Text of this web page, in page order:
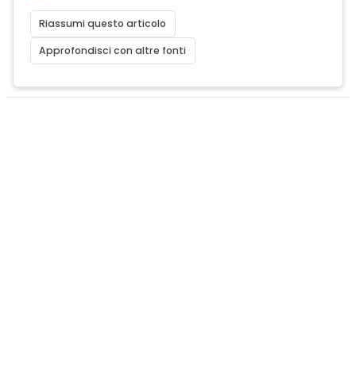
Riassumi questo articolo
Approfondisci con altre fonti